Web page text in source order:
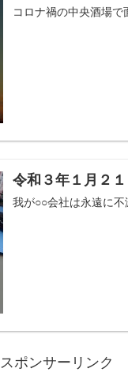
コロナ禍の中央酒場で
令和３年１月２１
我が○○会社は永遠に
スポンサーリンク